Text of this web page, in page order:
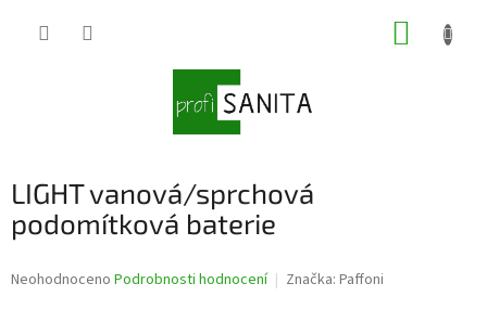
LIGHT vanová/sprchová
podomítková baterie
Průměrné
Neohodnoceno Podrobnosti hodnocení Značka: Paffoni